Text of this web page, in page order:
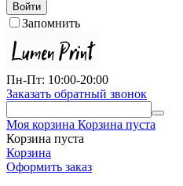
Войти
Запомнить
Пн-Пт: 10:00-20:00
Заказать обратный звонок
Моя корзина Корзина пуста
Корзина пуста
Корзина
Оформить заказ